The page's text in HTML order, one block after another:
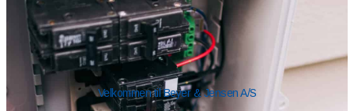
Velkommen til Beyer & Jensen A/S